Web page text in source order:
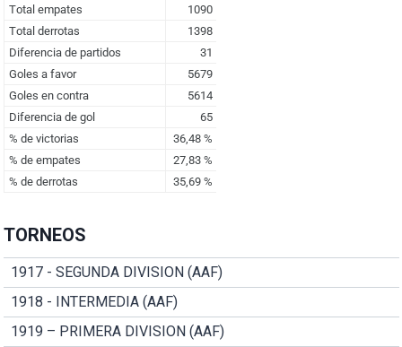
TORNEOS
1917 - SEGUNDA DIVISION (AAF)
1918 - INTERMEDIA (AAF)
1919 – PRIMERA DIVISION (AAF)